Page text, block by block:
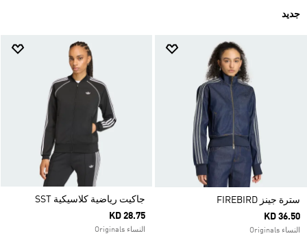
جديد
سترة جينز FIREBIRD
KD 36.50
النساء Originals
جاكيت رياضية كلاسيكية SST
KD 28.75
النساء Originals